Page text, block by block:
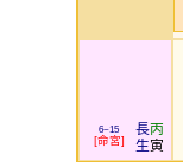
6~15
命宮
長
生
丙
寅